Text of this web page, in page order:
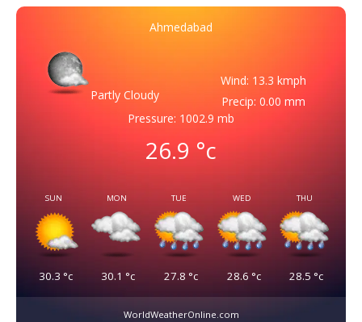
Ahmedabad
Partly Cloudy
Wind: 13.3 kmph
Precip: 0.00 mm
Pressure: 1002.9 mb
26.9 °c
SUN
30.3 °c
MON
30.1 °c
TUE
27.8 °c
WED
28.6 °c
THU
28.5 °c
WorldWeatherOnline.com